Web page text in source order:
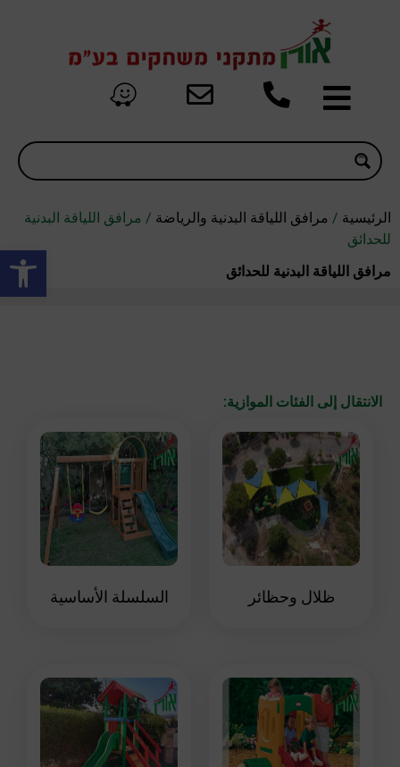
الرئيسية / مرافق اللياقة البدنية والرياضة / مرافق اللياقة البدنية
للحدائق
مرافق اللياقة البدنية للحدائق
الانتقال إلى الفئات الموازية:
ظلال وحظائر السلسلة الأساسية